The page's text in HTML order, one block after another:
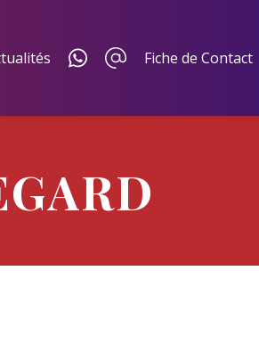
Fiche de Contact